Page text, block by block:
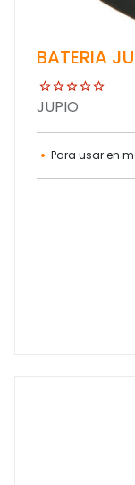
BATERIA
JUPIO
Para usar en